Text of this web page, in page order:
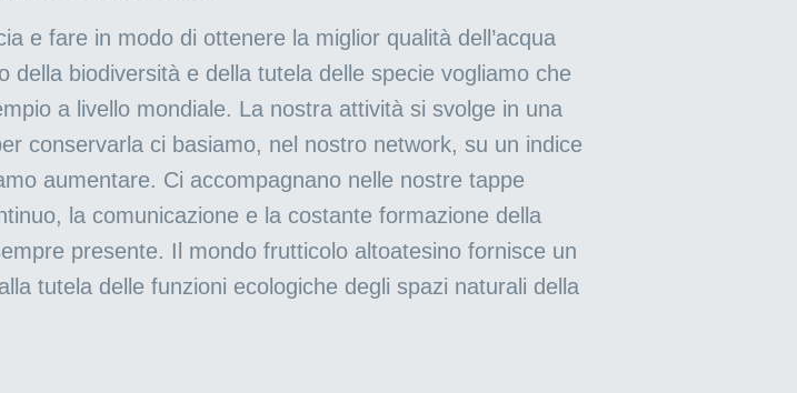
e fare in modo di ottenere la miglior qualità dell’acqua
della biodiversità e della tutela delle specie vogliamo che
a livello mondiale. La nostra attività si svolge in una
conservarla ci basiamo, nel nostro network, su un indice
aumentare. Ci accompagnano nelle nostre tappe
la comunicazione e la costante formazione della
presente. Il mondo frutticolo altoatesino fornisce un
tutela delle funzioni ecologiche degli spazi naturali della